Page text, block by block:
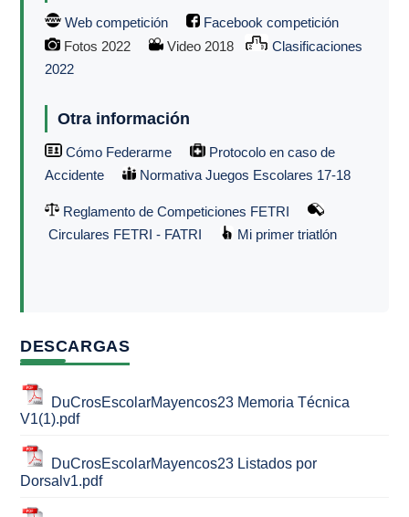
Web competición
Facebook competición
Fotos 2022
Video 2018
Clasificaciones
2022
Otra información
Cómo Federarme
Protocolo en caso de
Accidente
Normativa Juegos Escolares 17-18
Reglamento de Competiciones FETRI
Circulares FETRI - FATRI
Mi primer triatlón
DESCARGAS
DuCrosEscolarMayencos23 Memoria Técnica
V1(1).pdf
DuCrosEscolarMayencos23 Listados por
Dorsalv1.pdf